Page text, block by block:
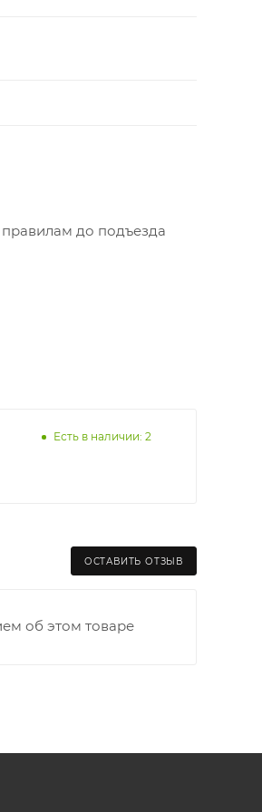
правилам до подъезда
Есть в наличии: 2
ОСТАВИТЬ ОТЗЫВ
об этом товаре